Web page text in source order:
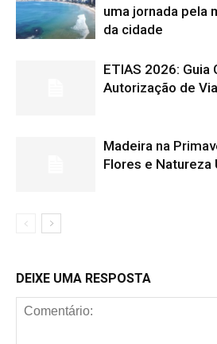
uma jornada pela
da cidade
ETIAS 2026: Guia
Autorização de
Madeira na
Flores e Natureza
DEIXE UMA RESPOSTA